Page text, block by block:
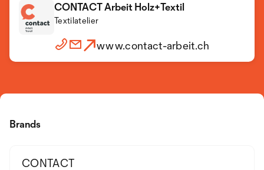
CONTACT Arbeit Holz+Textil
Textilatelier
www.contact-arbeit.ch
Brands
CONTACT